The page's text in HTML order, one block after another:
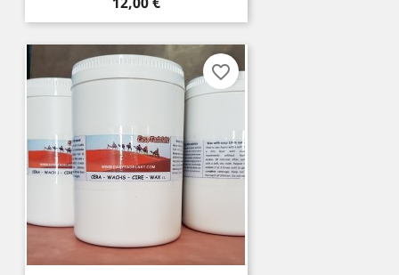
favorite_border